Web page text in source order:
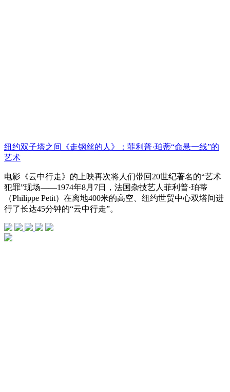
纽约双子塔之间《走钢丝的人》：菲利普·珀蒂“命悬一线”的
艺术
电影《云中行走》的上映再次将人们带回20世纪著名的“艺术
犯罪”现场——1974年8月7日，法国杂技艺人菲利普·珀蒂
（Philippe Petit）在离地400米的高空、纽约世贸中心双塔间进
行了长达45分钟的“云中行走”。